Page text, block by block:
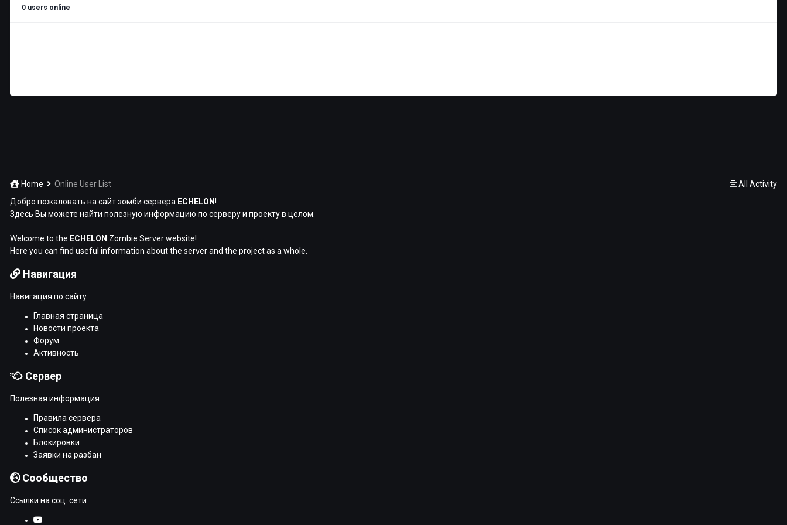
0 users online
All Activity
Home
Online User List
Добро пожаловать на сайт зомби сервера ECHELON!
Здесь Вы можете найти полезную информацию по серверу и проекту в целом.
Welcome to the ECHELON Zombie Server website!
Here you can find useful information about the server and the project as a whole.
Навигация
Навигация по сайту
Главная страница
Новости проекта
Форум
Активность
Сервер
Полезная информация
Правила сервера
Список администраторов
Блокировки
Заявки на разбан
Сообщество
Ссылки на соц. сети